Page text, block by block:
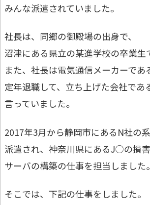
みんな派遣されていました。
社長は、同郷の御殿場の出身で、
沼津にある県立の某進学校の卒業生
また、社長は電気通信メーカーであ
定年退職して、立ち上げた会社であ
言っていました。
2017年3月から静岡市にあるN社の
派遣され、神奈川県にあるJ○の損
サーバの構築の仕事を担当しました。
そこでは、下記の仕事をしました。